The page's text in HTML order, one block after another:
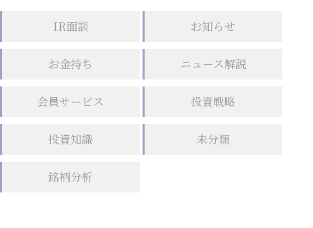
IR面談 お知らせ
お金持ち ニュース解説
会員サービス 投資戦略
投資知識 未分類
銘柄分析